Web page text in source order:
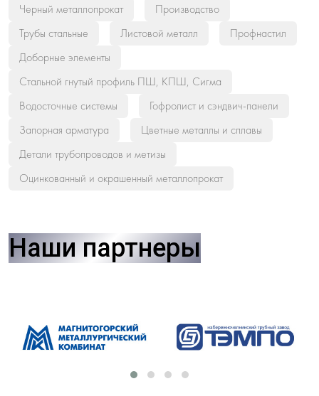
Черный металлопрокат
Производство
Трубы стальные
Листовой металл
Профнастил
Доборные элементы
Стальной гнутый профиль ПШ, КПШ, Сигма
Водосточные системы
Гофролист и сэндвич-панели
Запорная арматура
Цветные металлы и сплавы
Детали трубопроводов и метизы
Оцинкованный и окрашенный металлопрокат
Наши партнеры